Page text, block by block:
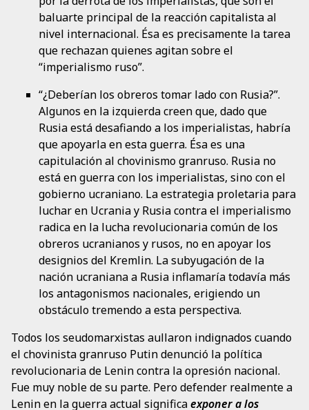
baluarte principal de la reacción capitalista al
nivel internacional. Ésa es precisamente la tarea
que rechazan quienes agitan sobre el
“imperialismo ruso”.
“¿Deberían los obreros tomar lado con Rusia?”.
Algunos en la izquierda creen que, dado que
Rusia está desafiando a los imperialistas, habría
que apoyarla en esta guerra. Ésa es una
capitulación al chovinismo granruso. Rusia no
está en guerra con los imperialistas, sino con el
gobierno ucraniano. La estrategia proletaria para
luchar en Ucrania y Rusia contra el imperialismo
radica en la lucha revolucionaria común de los
obreros ucranianos y rusos, no en apoyar los
designios del Kremlin. La subyugación de la
nación ucraniana a Rusia inflamaría todavía más
los antagonismos nacionales, erigiendo un
obstáculo tremendo a esta perspectiva.
Todos los seudomarxistas aullaron indignados cuando
el chovinista granruso Putin denunció la política
revolucionaria de Lenin contra la opresión nacional.
Fue muy noble de su parte. Pero defender realmente a
Lenin en la guerra actual significaexponer a los